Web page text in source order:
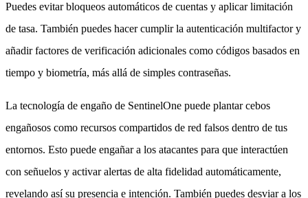
Puedes evitar bloqueos automáticos de cuentas y aplicar limitación
de tasa. También puedes hacer cumplir la autenticación multifactor y
añadir factores de verificación adicionales como códigos basados en
tiempo y biometría, más allá de simples contraseñas.
La tecnología de engaño de SentinelOne puede plantar cebos
engañosos como recursos compartidos de red falsos dentro de tus
entornos. Esto puede engañar a los atacantes para que interactúen
con señuelos y activar alertas de alta fidelidad automáticamente,
revelando así su presencia e intención. También puedes desviar a los